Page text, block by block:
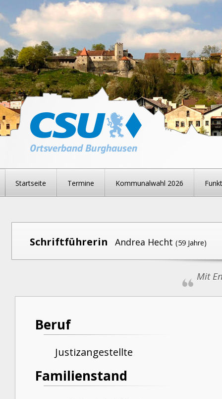
Startseite Termine Kommunalwahl 2026
Schriftführerin Andrea Hecht (59 Jahre)
Mit
Beruf
Justizangestellte
Familienstand